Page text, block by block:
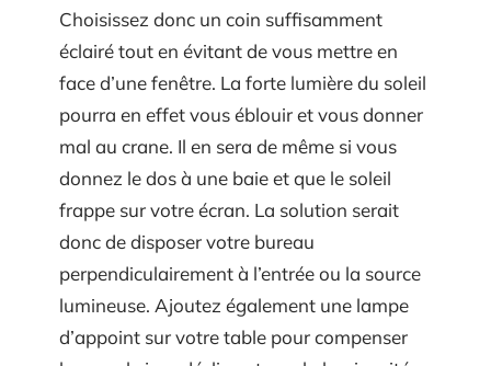
Choisissez donc un coin suffisamment
éclairé tout en évitant de vous mettre en
face d’une fenêtre. La forte lumière du soleil
pourra en effet vous éblouir et vous donner
mal au crane. Il en sera de même si vous
donnez le dos à une baie et que le soleil
frappe sur votre écran. La solution serait
donc de disposer votre bureau
perpendiculairement à l’entrée ou la source
lumineuse. Ajoutez également une lampe
d’appoint sur votre table pour compenser